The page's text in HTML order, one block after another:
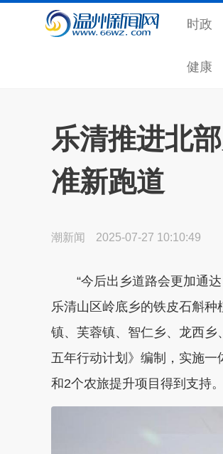
时政
健康
乐清推进北
准新跑道
潮新闻 2025-07-27 10:10:49
“今后出乡道路会更加通达
乐清山区岭底乡的铁皮石斛
镇、芙蓉镇、智仁乡、龙西
五年行动计划》编制，实施一
和2个农旅提升项目得到支持。